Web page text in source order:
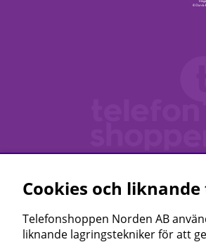
Cookies och
Telefonshoppen Norden AB
liknande lagringstekniker för att